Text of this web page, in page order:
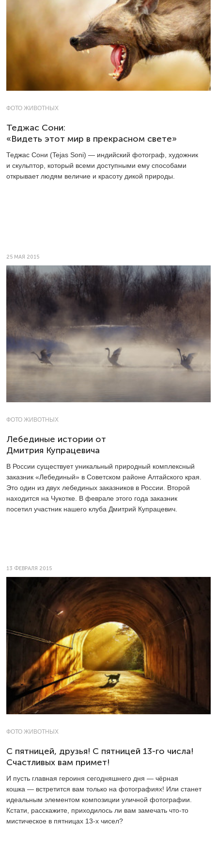
ФОТО ЖИВОТНЫХ
Теджас Сони:
«Видеть этот мир в прекрасном свете»
Теджас Сони (Tejas Soni) — индийский фотограф, художник
и скульптор, который всеми доступными ему способами
открывает людям величие и красоту дикой природы.
25 МАЯ 2015
ФОТО ЖИВОТНЫХ
Лебединые истории от
Дмитрия Купрацевича
В России существует уникальный природный комплексный
заказник «Лебединый» в Советском районе Алтайского края.
Это один из двух лебединых заказников в России. Второй
находится на Чукотке. В феврале этого года заказник
посетил участник нашего клуба Дмитрий Купрацевич.
13 ФЕВРАЛЯ 2015
ФОТО ЖИВОТНЫХ
С пятницей, друзья! С пятницей 13-го числа!
Счастливых вам примет!
И пусть главная героиня сегодняшнего дня — чёрная
кошка — встретится вам только на фотографиях! Или станет
идеальным элементом композиции уличной фотографии.
Кстати, расскажите, приходилось ли вам замечать что-то
мистическое в пятницах 13-х чисел?